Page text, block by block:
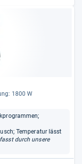
1800 W
Temperatur lässt
durch unsere